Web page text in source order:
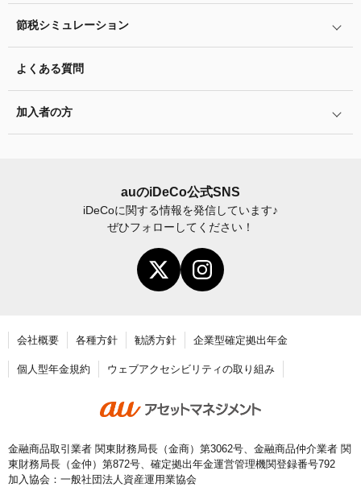
脱退一時金について
年単位拠出(掛金の納付月と金額を指定)について
お申込書類の書き方と記入例
用語集
運用商品を知ろう
バランス型投資信託の選び方
指定運用方法について
節税シミュレーション
ふるさと納税シミュレーション
よくある質問
加入者の方
加入後の諸変更手続きについて
お申し込み後に届く書類について
年末調整・確定申告の書き方と記入例
老齢給付金の請求手続き
auのiDeCo公式SNS
iDeCoに関する情報を発信しています♪
ぜひフォローしてください！
会社概要 各種方針 勧誘方針 企業型確定拠出年金
個人型年金規約 ウェブアクセシビリティの取り組み
金融商品取引業者 関東財務局長（金商）第3062号、金融商品仲介業者 関
東財務局長（金仲）第872号、確定拠出年金運営管理機関登録番号792
加入協会：一般社団法人資産運用業協会